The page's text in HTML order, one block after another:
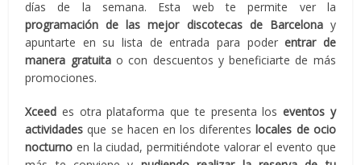
días de la semana. Esta web te permite ver la
programación de las mejor discotecas de Barcelonay
apuntarte en su lista de entrada para poderentrar de
manera gratuitao con descuentos y beneficiarte de más
promociones.
Xceed es otra plataforma que te presenta los eventos y
actividades que se hacen en los diferentes locales de ocio
nocturno en la ciudad, permitiéndote valorar el evento que